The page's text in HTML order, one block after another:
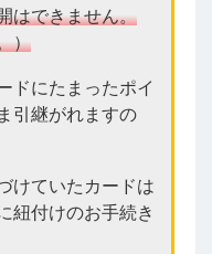
はできません。
）
ドにたまったポイ
引継がれますの
けていたカードは
紐付けのお手続き